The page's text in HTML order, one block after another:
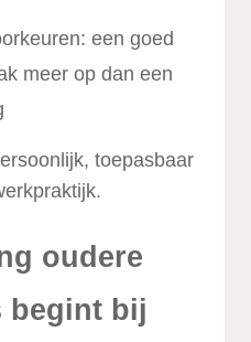
een goed
meer op dan een
toepasbaar
oudere
begint bij